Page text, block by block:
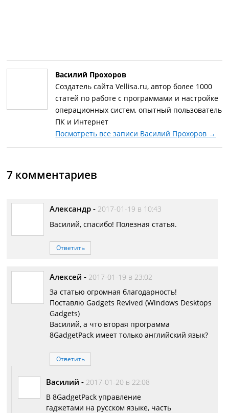
Василий Прохоров
Создатель сайта Vellisa.ru, автор более 1000
статей по работе с программами и настройке
операционных систем, опытный пользователь
ПК и Интернет
Посмотреть все записи Василий Прохоров →
7 комментариев
Александр - 2017-01-19 в 10:43
Василий, спасибо! Полезная статья.
Ответить
Алексей - 2017-01-19 в 23:02
За статью огромная благодарность!
Поставлю Gadgets Revived (Windows Desktops
Gadgets)
Василий, а что вторая программа
8GadgetPack имеет только английский язык?
Ответить
Василий - 2017-01-20 в 22:08
В 8GadgetPack управление
гаджетами на русском языке, часть